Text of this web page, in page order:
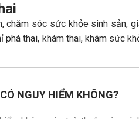
chăm sóc sức khỏe sinh sản,
phá thai, khám thai, khám sức
NGUY HIỂM KHÔNG?